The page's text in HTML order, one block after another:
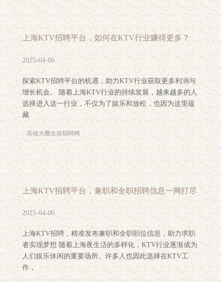
上海KTV招聘平台，如何在KTV行业赚得更多？
2025-04-06
探索KTV招聘平台的机遇，助力KTV行业获取更多利润与
增长机会。 随着上海KTV行业的持续发展，越来越多的人
选择进入这一行业，不仅为了娱乐和放松，也因为这里蕴
藏
高端大圈女孩招聘网
上海KTV招聘平台，兼职和全职招聘信息一网打尽
2025-04-06
上海KTV招聘，精准发布兼职和全职职位信息，助力求职
者实现梦想 随着上海夜生活的多样化，KTV行业逐渐成为
人们娱乐休闲的重要场所。许多人也因此选择在KTV工
作，